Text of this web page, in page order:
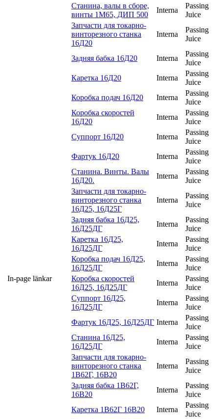
In-page länkar
Станина, валы в сборе,
винты 1М65, ДИП 500
Interna
Passing
Juice
Запчасти для токарно-
винторезного станка
16Д20
Interna
Passing
Juice
Задняя бабка 16Д20 Interna
Passing
Juice
Каретка 16Д20
Interna
Passing
Juice
Коробка подач 16Д20
Interna
Passing
Juice
Коробка скоростей
16Д20
Interna
Passing
Juice
Суппорт 16Д20
Interna
Passing
Juice
Фартук 16Д20
Interna
Passing
Juice
Станина. Винты. Валы
16Д20.
Interna
Passing
Juice
Запчасти для токарно-
винторезного станка
16Д25, 16Д25Г
Interna
Passing
Juice
Задняя бабка 16Д25,
16Д25ДГ
Interna
Passing
Juice
Каретка 16Д25,
16Д25ДГ
Interna
Passing
Juice
Коробка подач 16Д25,
16Д25ДГ
Interna
Passing
Juice
Коробка скоростей
16Д25, 16Д25ДГ
Interna
Passing
Juice
Суппорт 16Д25,
16Д25ДГ
Interna
Passing
Juice
Фартук 16Д25, 16Д25ДГ Interna
Passing
Juice
Станина 16Д25,
16Д25ДГ
Interna
Passing
Juice
Запчасти для токарно-
винторезного станка
1В62Г, 16В20
Interna
Passing
Juice
Задняя бабка 1В62Г,
16В20
Interna
Passing
Juice
Каретка 1В62Г 16В20
Interna
Passing
Juice